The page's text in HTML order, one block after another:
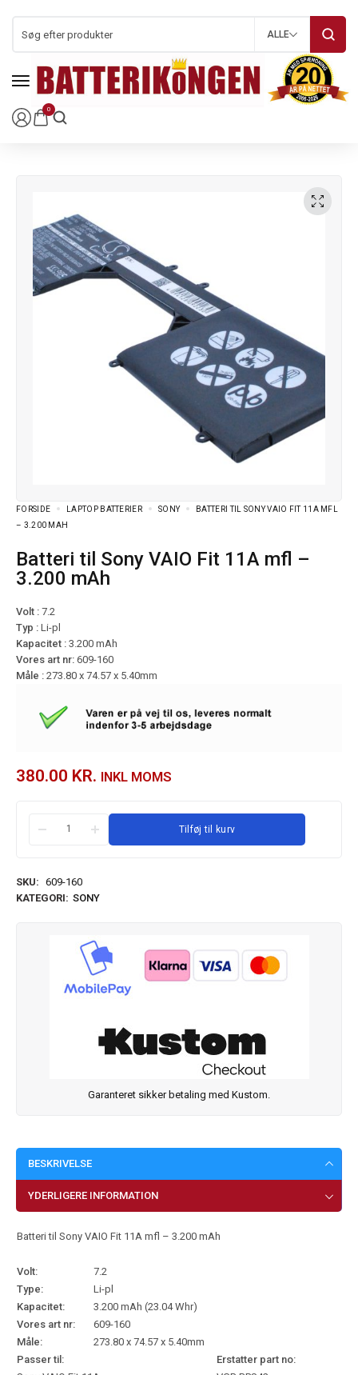
0
ALLE
FORSIDE LAPTOP BATTERIER SONY
BATTERI TIL SONY VAIO FIT 11A MFL
– 3.200 MAH
Batteri til Sony VAIO Fit 11A mfl –
3.200 mAh
Volt : 7.2
Typ : Li-pl
Kapacitet : 3.200 mAh
Vores art nr: 609-160
Måle : 273.80 x 74.57 x 5.40mm
380.00 KR. INKL MOMS
Tilføj til kurv
SKU: 609-160
KATEGORI: SONY
Garanteret sikker betaling med Kustom.
BESKRIVELSE
YDERLIGERE INFORMATION
Batteri til Sony VAIO Fit 11A mfl – 3.200 mAh
Volt:
7.2
Type:
Li-pl
Kapacitet:
3.200 mAh (23.04 Whr)
Vores art nr:
609-160
Måle:
273.80 x 74.57 x 5.40mm
Passer til:
Erstatter part no: